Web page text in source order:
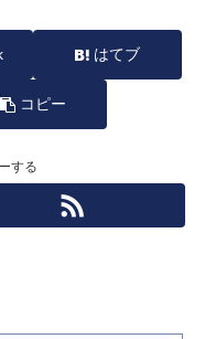
はてブ
コピー
する